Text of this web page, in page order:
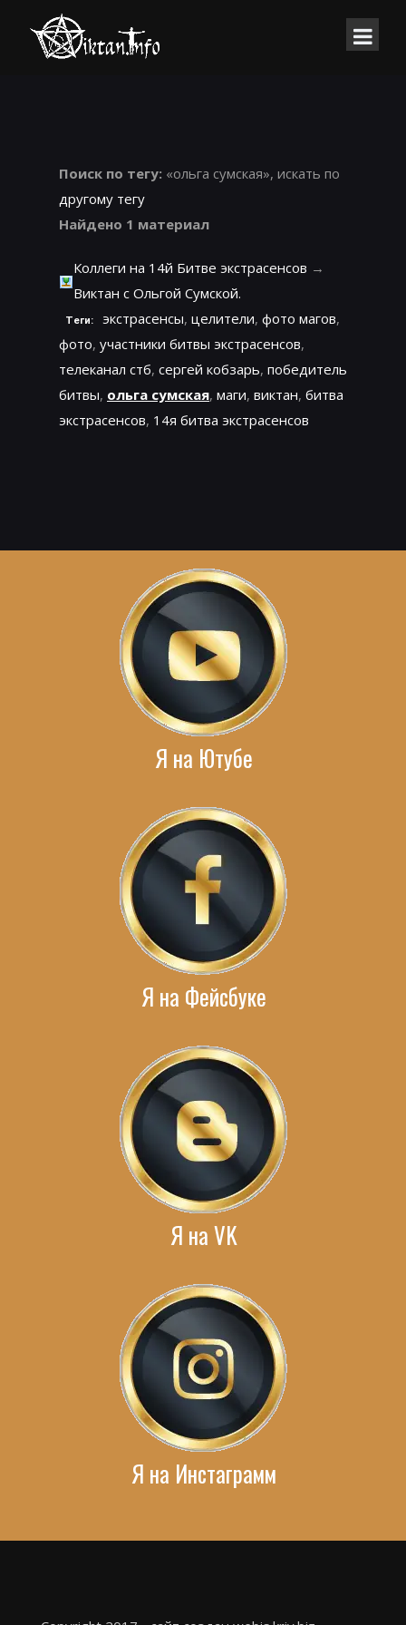
Поиск по тегу: «ольга сумская», искать по
другому тегу
Найдено 1 материал
Коллеги на 14й Битве экстрасенсов →
Виктан с Ольгой Сумской.
Теги: экстрасенсы, целители, фото магов,
фото, участники битвы экстрасенсов,
телеканал стб, сергей кобзарь, победитель
битвы, ольга сумская, маги, виктан, битва
экстрасенсов, 14я битва экстрасенсов
Я на Ютубе
Я на Фейсбуке
Я на VK
Я на Инстаграмм